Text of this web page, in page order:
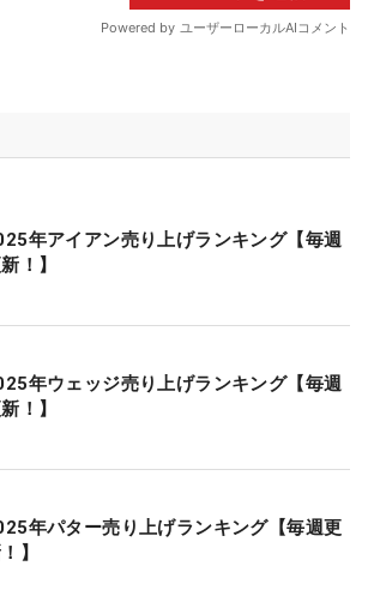
年アイアン売り上げランキング【毎週
！】
年ウェッジ売り上げランキング【毎週
！】
年パター売り上げランキング【毎週更
】